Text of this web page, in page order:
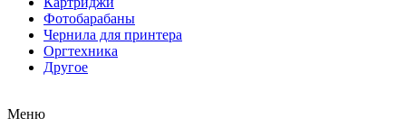
Фотобарабаны
Чернила для принтера
Оргтехника
Другое
Меню